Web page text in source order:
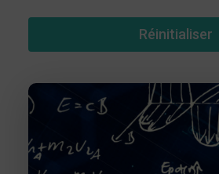
Réinitialiser